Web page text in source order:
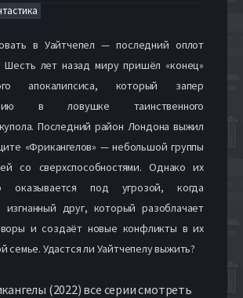
в Уайтчепел — последний оплот
Шесть лет назад миру пришёл «конец»
апокалипсиса, который запер
в ловушке таинственного
Последний район Лондона выжил
«Фрикангелов» — небольшой группы
со сверхспособностями. Однако их
оказывается под угрозой, когда
изгнанный друг, который разоблачает
и создаёт новые конфликты в их
семье. Удастся ли Уайтчепелу выжить?
(2022) все серии смотреть